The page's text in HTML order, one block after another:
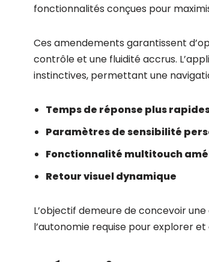
fonctionnalités conçues pour
Ces amendements garantissent
contrôle et une fluidité accrus.
instinctives, permettant une
Temps de réponse plus
Paramètres de sensibilité
Fonctionnalité multitouch
Retour visuel dynamique
L’objectif demeure de concevoir
l’autonomie requise pour explorer